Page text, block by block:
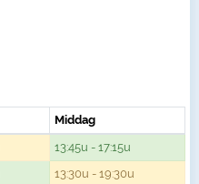
Middag
13:45u - 17:15u
13:30u - 19:30u